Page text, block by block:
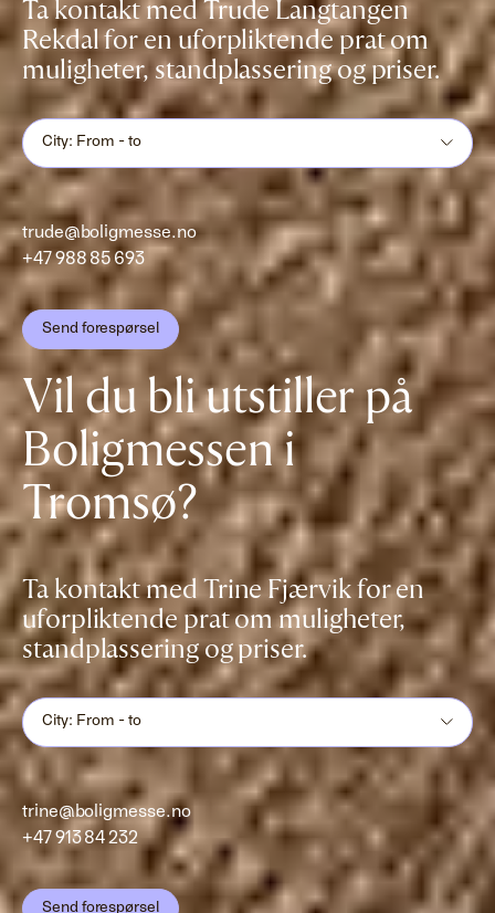
Ta kontakt med Trude Langtangen
Rekdal for en uforpliktende prat om
muligheter, standplassering og priser.
City: From - to
trude@boligmesse.no
+47 988 85 693
Send forespørsel
Vil du bli utstiller på
Boligmessen i
Tromsø?
Ta kontakt med Trine Fjærvik for en
uforpliktende prat om muligheter,
standplassering og priser.
City: From - to
trine@boligmesse.no
+47 913 84 232
Send forespørsel